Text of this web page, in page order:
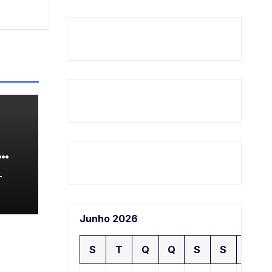
Junho 2026
S T Q Q S S